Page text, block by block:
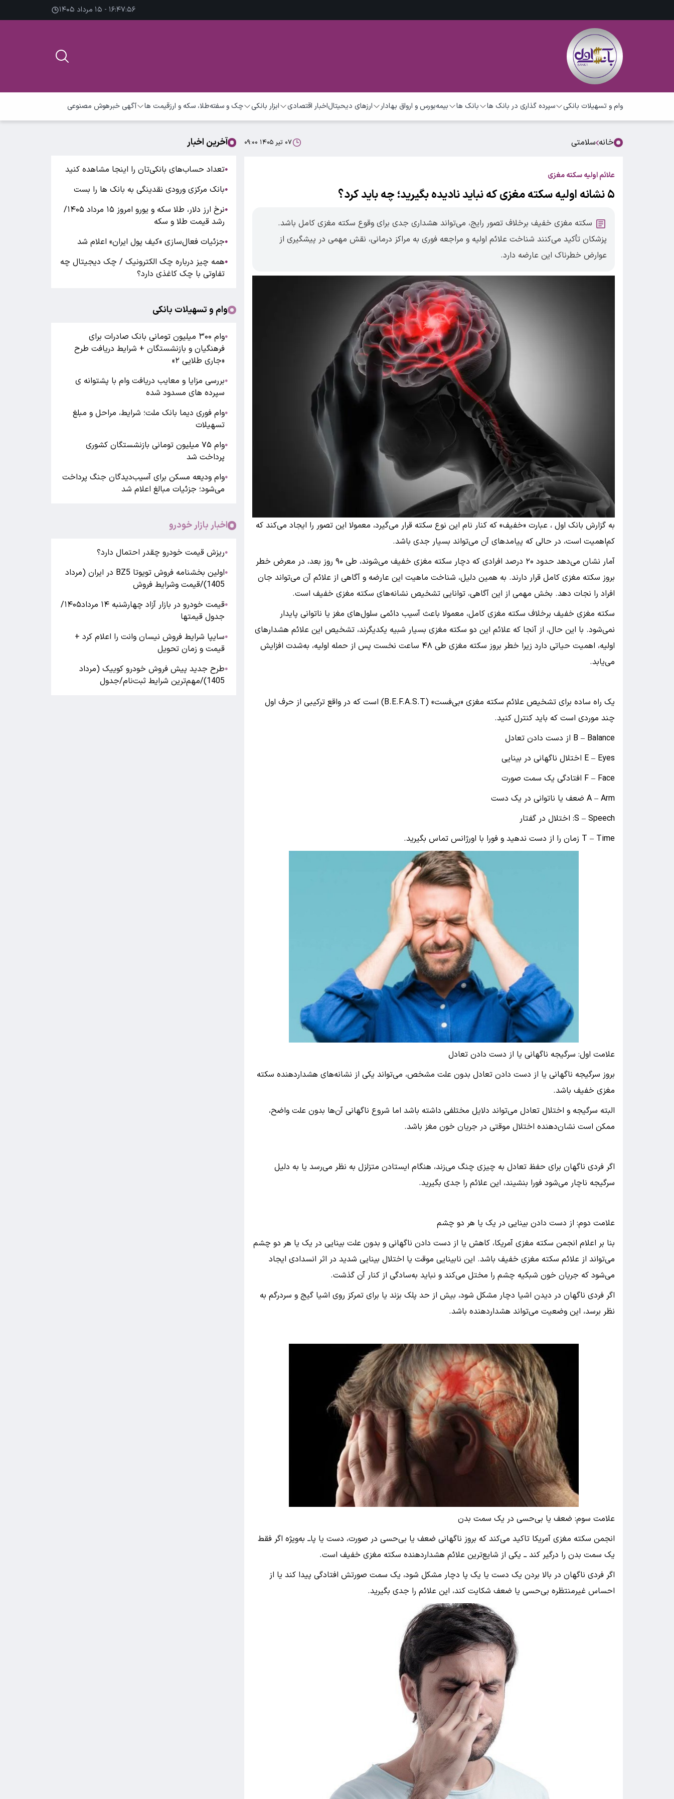
۱۶:۴۷:۵۸ - ۱۵ مرداد ۱۴۰۵
وام و تسهیلات بانکی سپرده گذاری در بانک ها بانک ها بیمهبورس و ارواق بهادار ارزهای دیحیتالاخبار اقتصادی ابزار بانکی چک و سفتهطلا، سکه و ارزقیمت ها آگهی خبرهوش مصنوعی
خانه سلامتی ۰۷ تیر ۱۴۰۵ ۰۹:۰۰
علائم اولیه سکته مغزی
۵ نشانه اولیه سکته مغزی که نباید نادیده بگیرید؛ چه باید کرد؟
سکته مغزی خفیف برخلاف تصور رایج، می‌تواند هشداری جدی برای وقوع سکته مغزی کامل باشد.
پزشکان تأکید می‌کنند شناخت علائم اولیه و مراجعه فوری به مراکز درمانی، نقش مهمی در پیشگیری از
عوارض خطرناک این عارضه دارد.
به گزارش بانک اول ، عبارت «خفیف» که کنار نام این نوع سکته قرار می‌گیرد، معمولا این تصور را ایجاد می‌کند که
کم‌اهمیت است، در حالی که پیامدهای آن می‌تواند بسیار جدی باشد.
آمار نشان می‌دهد حدود ۲۰ درصد افرادی که دچار سکته مغزی خفیف می‌شوند، طی ۹۰ روز بعد، در معرض خطر
بروز سکته مغزی کامل قرار دارند. به همین دلیل، شناخت ماهیت این عارضه و آگاهی از علائم آن می‌تواند جان
افراد را نجات دهد. بخش مهمی از این آگاهی، توانایی تشخیص نشانه‌های سکته مغزی خفیف است.
سکته مغزی خفیف برخلاف سکته مغزی کامل، معمولا باعث آسیب دائمی سلول‌های مغز یا ناتوانی پایدار
نمی‌شود. با این حال، از آنجا که علائم این دو سکته مغزی بسیار شبیه یکدیگرند، تشخیص این علائم هشدارهای
اولیه، اهمیت حیاتی دارد زیرا خطر بروز سکته مغزی طی ۴۸ ساعت نخست پس از حمله اولیه، به‌شدت افزایش
می‌یابد.
یک راه ساده برای تشخیص علائم سکته مغزی «بی‌فست» (B.E.F.A.S.T) است که در واقع ترکیبی از حرف اول
چند موردی است که باید کنترل کنید.
B – Balance از دست دادن تعادل
E – Eyes اختلال ناگهانی در بینایی
F – Face افتادگی یک سمت صورت
A – Arm ضعف یا ناتوانی در یک دست
S – Speech: اختلال در گفتار
T – Time زمان را از دست ندهید و فورا با اورژانس تماس بگیرید.
علامت اول: سرگیجه ناگهانی یا از دست دادن تعادل
بروز سرگیجه ناگهانی یا از دست دادن تعادل بدون علت مشخص، می‌تواند یکی از نشانه‌های هشداردهنده سکته
مغزی خفیف باشد.
البته سرگیجه و اختلال تعادل می‌تواند دلایل مختلفی داشته باشد اما شروع ناگهانی آن‌ها بدون علت واضح،
ممکن است نشان‌دهنده اختلال موقتی در جریان خون مغز باشد.
اگر فردی ناگهان برای حفظ تعادل به چیزی چنگ می‌زند، هنگام ایستادن متزلزل به نظر می‌رسد یا به دلیل
سرگیجه ناچار می‌شود فورا بنشیند، این علائم را جدی بگیرید.
علامت دوم: از دست دادن بینایی در یک یا هر دو چشم
بنا بر اعلام انجمن سکته مغزی آمریکا، کاهش یا از دست دادن ناگهانی و بدون علت بینایی در یک یا هر دو چشم
می‌تواند از علائم سکته مغزی خفیف باشد. این نابینایی موقت یا اختلال بینایی شدید در اثر انسدادی ایجاد
می‌شود که جریان خون شبکیه چشم را مختل می‌کند و نباید به‌سادگی از کنار آن گذشت.
اگر فردی ناگهان در دیدن اشیا دچار مشکل شود، بیش از حد پلک بزند یا برای تمرکز روی اشیا گیج و سردرگم به
نظر برسد، این وضعیت می‌تواند هشداردهنده باشد.
علامت سوم: ضعف یا بی‌حسی در یک سمت بدن
انجمن سکته مغزی آمریکا تاکید می‌کند که بروز ناگهانی ضعف یا بی‌حسی در صورت، دست یا پاــ به‌ویژه اگر فقط
یک سمت بدن را درگیر کند ــ یکی از شایع‌ترین علائم هشداردهنده سکته مغزی خفیف است.
اگر فردی ناگهان در بالا بردن یک دست یا یک پا دچار مشکل شود، یک سمت صورتش افتادگی پیدا کند یا از
احساس غیرمنتظره بی‌حسی یا ضعف شکایت کند، این علائم را جدی بگیرید.
آخرین اخبار
●تعداد حساب‌های بانکی‌تان را اینجا مشاهده کنید
●بانک مرکزی ورودی نقدینگی به بانک ها را بست
●
نرخ ارز دلار، طلا سکه و یورو امروز ۱۵ مرداد ۱۴۰۵/
رشد قیمت طلا و سکه
●جزئیات فعال‌سازی «کیف پول ایران» اعلام شد
●همه چیز درباره چک الکترونیک / چک دیجیتال چه
تفاوتی با چک کاغذی دارد؟
وام و تسهیلات بانکی
●
وام ۳۰۰ میلیون تومانی بانک صادرات برای
فرهنگیان و بازنشستگان + شرایط دریافت طرح
«جاری طلایی ۲»
●بررسی مزایا و معایب دریافت وام با پشتوانه ی
سپرده های مسدود شده
●وام فوری دیما بانک ملت؛ شرایط، مراحل و مبلغ
تسهیلات
●
وام ۷۵ میلیون تومانی بازنشستگان کشوری
پرداخت شد
●وام ودیعه مسکن برای آسیب‌دیدگان جنگ پرداخت
می‌شود؛ جزئیات مبالغ اعلام شد
اخبار بازار خودرو
●ریزش قیمت خودرو چقدر احتمال دارد؟
●
اولین بخشنامه فروش تویوتا BZ5 در ایران (مرداد
1405)/قیمت وشرایط فروش
●
قیمت خودرو در بازار آزاد چهارشنبه ۱۴ مرداد۱۴۰۵/
جدول قیمتها
●سایپا شرایط فروش نیسان وانت را اعلام کرد +
قیمت و زمان تحویل
●طرح جدید پیش فروش خودرو کوییک (مرداد
1405)/مهم‌ترین شرایط ثبت‌نام/جدول